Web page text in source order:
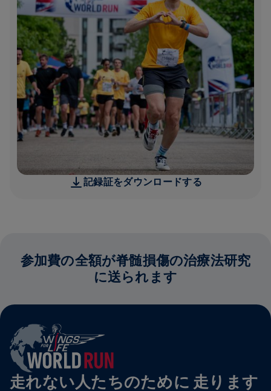
記録証をダウンロードする
参加費の全額が脊髄損傷の治療法研究
に送られます
走れない人たちのために 走ります